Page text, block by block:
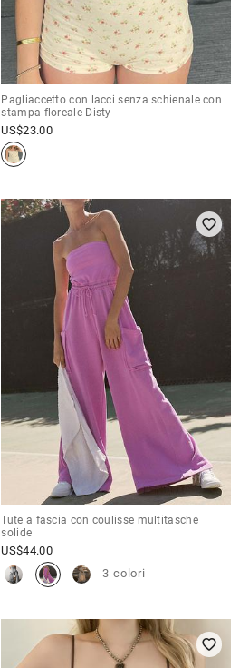
Pagliaccetto con lacci senza schienale con
stampa floreale Disty
US$23.00
Tute a fascia con coulisse multitasche
solide
US$44.00
3 colori